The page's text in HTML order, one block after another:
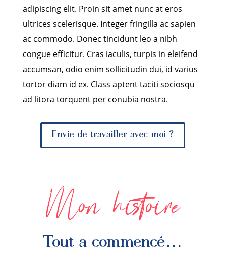
adipiscing elit. Proin sit amet nunc at eros
ultrices scelerisque. Integer fringilla ac sapien
ac commodo. Donec tincidunt leo a nibh
congue efficitur. Cras iaculis, turpis in eleifend
accumsan, odio enim sollicitudin dui, id varius
tortor diam id ex. Class aptent taciti sociosqu
ad litora torquent per conubia nostra.
Envie de travailler avec moi ?
Mon histoire
Tout a commencé…